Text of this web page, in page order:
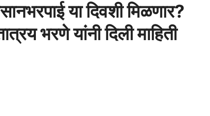
या दिवशी मिळणार?
भरणे यांनी दिली माहिती